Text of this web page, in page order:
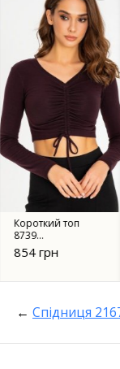
Короткий топ
8739
шоколадний
854 грн
← Спідниця